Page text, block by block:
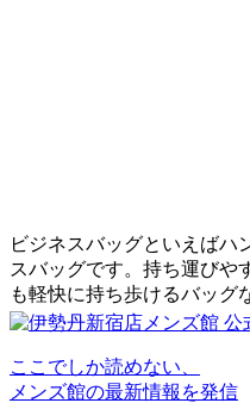
ビジネスバッグといえばハ
スバッグです。持ち運びや
も軽快に持ち歩けるバッグ
ここでしか読めない、
メンズ館の最新情報を発信